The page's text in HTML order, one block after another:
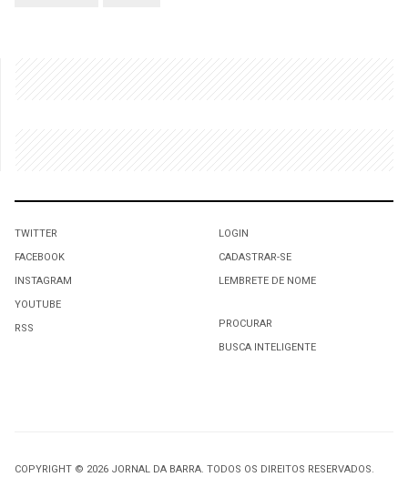
TWITTER
FACEBOOK
INSTAGRAM
YOUTUBE
RSS
LOGIN
CADASTRAR-SE
LEMBRETE DE NOME
PROCURAR
BUSCA INTELIGENTE
COPYRIGHT © 2026 JORNAL DA BARRA. TODOS OS DIREITOS RESERVADOS.